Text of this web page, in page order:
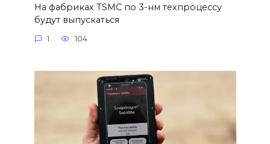
На фабриках TSMC по 3-нм техпроцессу
будут выпускаться
1 104